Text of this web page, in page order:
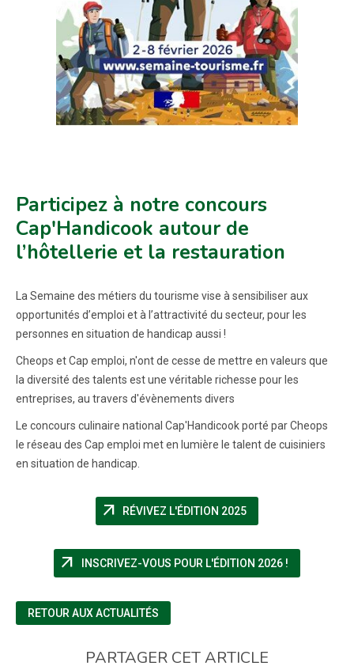
Participez à notre concours
Cap'Handicook autour de
l’hôtellerie et la restauration
La Semaine des métiers du tourisme vise à sensibiliser aux
opportunités d’emploi et à l’attractivité du secteur, pour les
personnes en situation de handicap aussi !
Cheops et Cap emploi, n'ont de cesse de mettre en valeurs que
la diversité des talents est une véritable richesse pour les
entreprises, au travers d'évènements divers
Le concours culinaire national Cap'Handicook porté par Cheops
le réseau des Cap emploi met en lumière le talent de cuisiniers
en situation de handicap.
arrow_outward RÉVIVEZ L'ÉDITION 2025(NOUVELLE
arrow_outward INSCRIVEZ-VOUS POUR L'ÉDITION 2026 !(NOUVELLE
RETOUR AUX ACTUALITÉS
PARTAGER CET ARTICLE